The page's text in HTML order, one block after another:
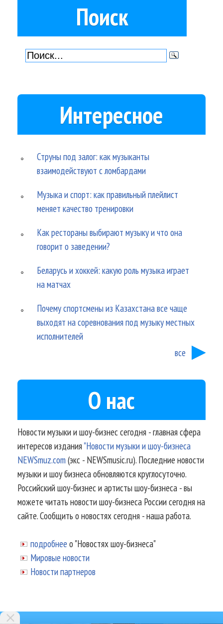
Поиск
Интересное
Струны под залог: как музыканты
взаимодействуют с ломбардами
Музыка и спорт: как правильный плейлист
меняет качество тренировки
Как рестораны выбирают музыку и что она
говорит о заведении?
Беларусь и хоккей: какую роль музыка играет
на матчах
Почему спортсмены из Казахстана все чаще
выходят на соревнования под музыку местных
исполнителей
все
О нас
Новости музыки и шоу-бизнес сегодня - главная сфера
интересов издания"Новости музыки и шоу-бизнеса
NEWSmuz.com(экс - NEWSmusic.ru). Последние новости
музыки и шоу бизнеса обновляются круглосуточно.
Российский шоу-бизнес и артисты шоу-бизнеса - вы
можете читать новости шоу-бизнеса России сегодня на
сайте. Сообщить о новостях сегодня - наша работа.
подробнее о "Новостях шоу-бизнеса"
Мировые новости
Новости партнеров